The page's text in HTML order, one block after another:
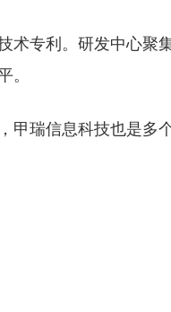
术专利。研发中心聚
。
甲瑞信息科技也是多